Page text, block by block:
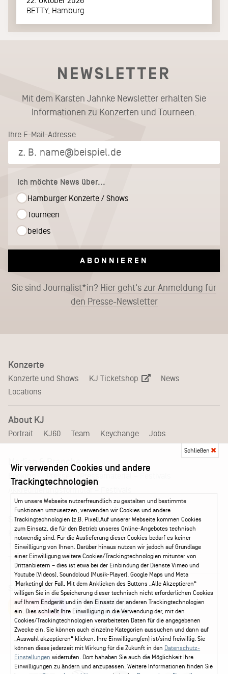
BETTY, Hamburg
NEWSLETTER
Mit dem Karsten Jahnke Newsletter erhalten Sie
Informationen zu Konzerten und Tourneen.
Ihre E-Mail-Adresse
Ich möchte News über...
Hamburger Konzerte / Shows
Tourneen
beides
ABONNIEREN
Sie sind Journalist*in? Hier geht's zur Anmeldung für
den Presse-Newsletter
Konzerte
Konzerte und Shows KJ Ticketshop
News
Locations
About KJ
Portrait KJ60 Team Keychange Jobs
Service
Kontakt Leichte Sprache
FAQ / Hilfe
Ticketshop Hamburg
Gutscheine
Callback-Service
Ticketservice 040 - 413 22 60
Social Media
Instagram Facebook
Schließen
Wir verwenden Cookies und andere
Trackingtechnologien
Um unsere Webseite nutzerfreundlich zu gestalten und bestimmte
Funktionen umzusetzen, verwenden wir Cookies und andere
Trackingtechnologien (z.B. Pixel).Auf unserer Webseite kommen Cookies
zum Einsatz, die für den Betrieb unseres Online-Angebotes technisch
notwendig sind. Für die Auslieferung dieser Cookies bedarf es keiner
Einwilligung von Ihnen. Darüber hinaus nutzen wir jedoch auf Grundlage
einer Einwilligung weitere Cookies/Trackingtechnologien mitunter von
Drittanbietern – dies ist etwa bei der Einbindung der Dienste Vimeo und
Youtube (Videos), Soundcloud (Musik-Player), Google Maps und Meta
(Marketing) der Fall. Mit dem Anklicken des Buttons „Alle Akzeptieren“
willigen Sie in die Speicherung dieser technisch nicht erforderlichen Cookies
auf Ihrem Endgerät und in den Einsatz der anderen Trackingtechnologien
ein. Dies schließt Ihre Einwilligung in die Verwendung der, mit den
Cookies/Trackingtechnologien verarbeiteten Daten für die angegebenen
Zwecke ein. Sie können auch einzelne Kategorien aussuchen und dann auf
„Auswahl akzeptieren“ klicken. Ihre Einwilligung(en) ist/sind freiwillig. Sie
können diese jederzeit mit Wirkung für die Zukunft in den Datenschutz-
Einstellungen widerrufen. Dort hahaben Sie auch die Möglichkeit Ihre
Einwilligungen zu ändern und anzupassen. Weitere Informationen finden Sie